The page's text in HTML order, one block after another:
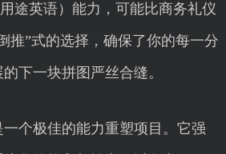
途英语）能力，可能比商务礼仪
推”式的选择，确保了你的每一分
下一块拼图严丝合缝。
个极佳的能力重塑项目。它强